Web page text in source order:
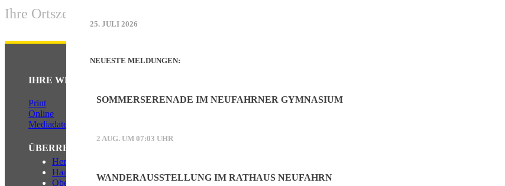
25. JULI 2026
NEUESTE MELDUNGEN:
SOMMERSERENADE IM NEUFAHRNER GYMNASIUM
2 AUG. UM 07:03 UHR
WANDERAUSSTELLUNG IM RATHAUS NEUFAHRN
Ihre Ortszeitung für Neufahrn und die Ortsteile Mintraching, Massenhausen,
IHRE WERBUNG IM NEUFAHRNER ECHO
Print
Online
Mediadaten (PDF)
ÜBERREGIONAL WERBEN:
Herrschinger Spiegel
Haarer Stadt Echo
Oberdinger Kurier